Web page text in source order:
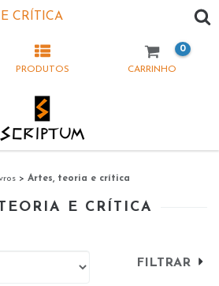
CRÍTICA
PRODUTOS CARRINHO
0
> Artes, teoria e crítica
E CRÍTICA
FILTRAR